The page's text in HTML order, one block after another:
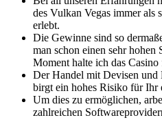
des Vulkan Vegas immer als
erlebt.
Die Gewinne sind so
man schon einen sehr hohen
Moment halte ich das Casino
Der Handel mit Devisen
birgt ein hohes Risiko für Ihr
Um dies zu ermöglichen,
zahlreichen